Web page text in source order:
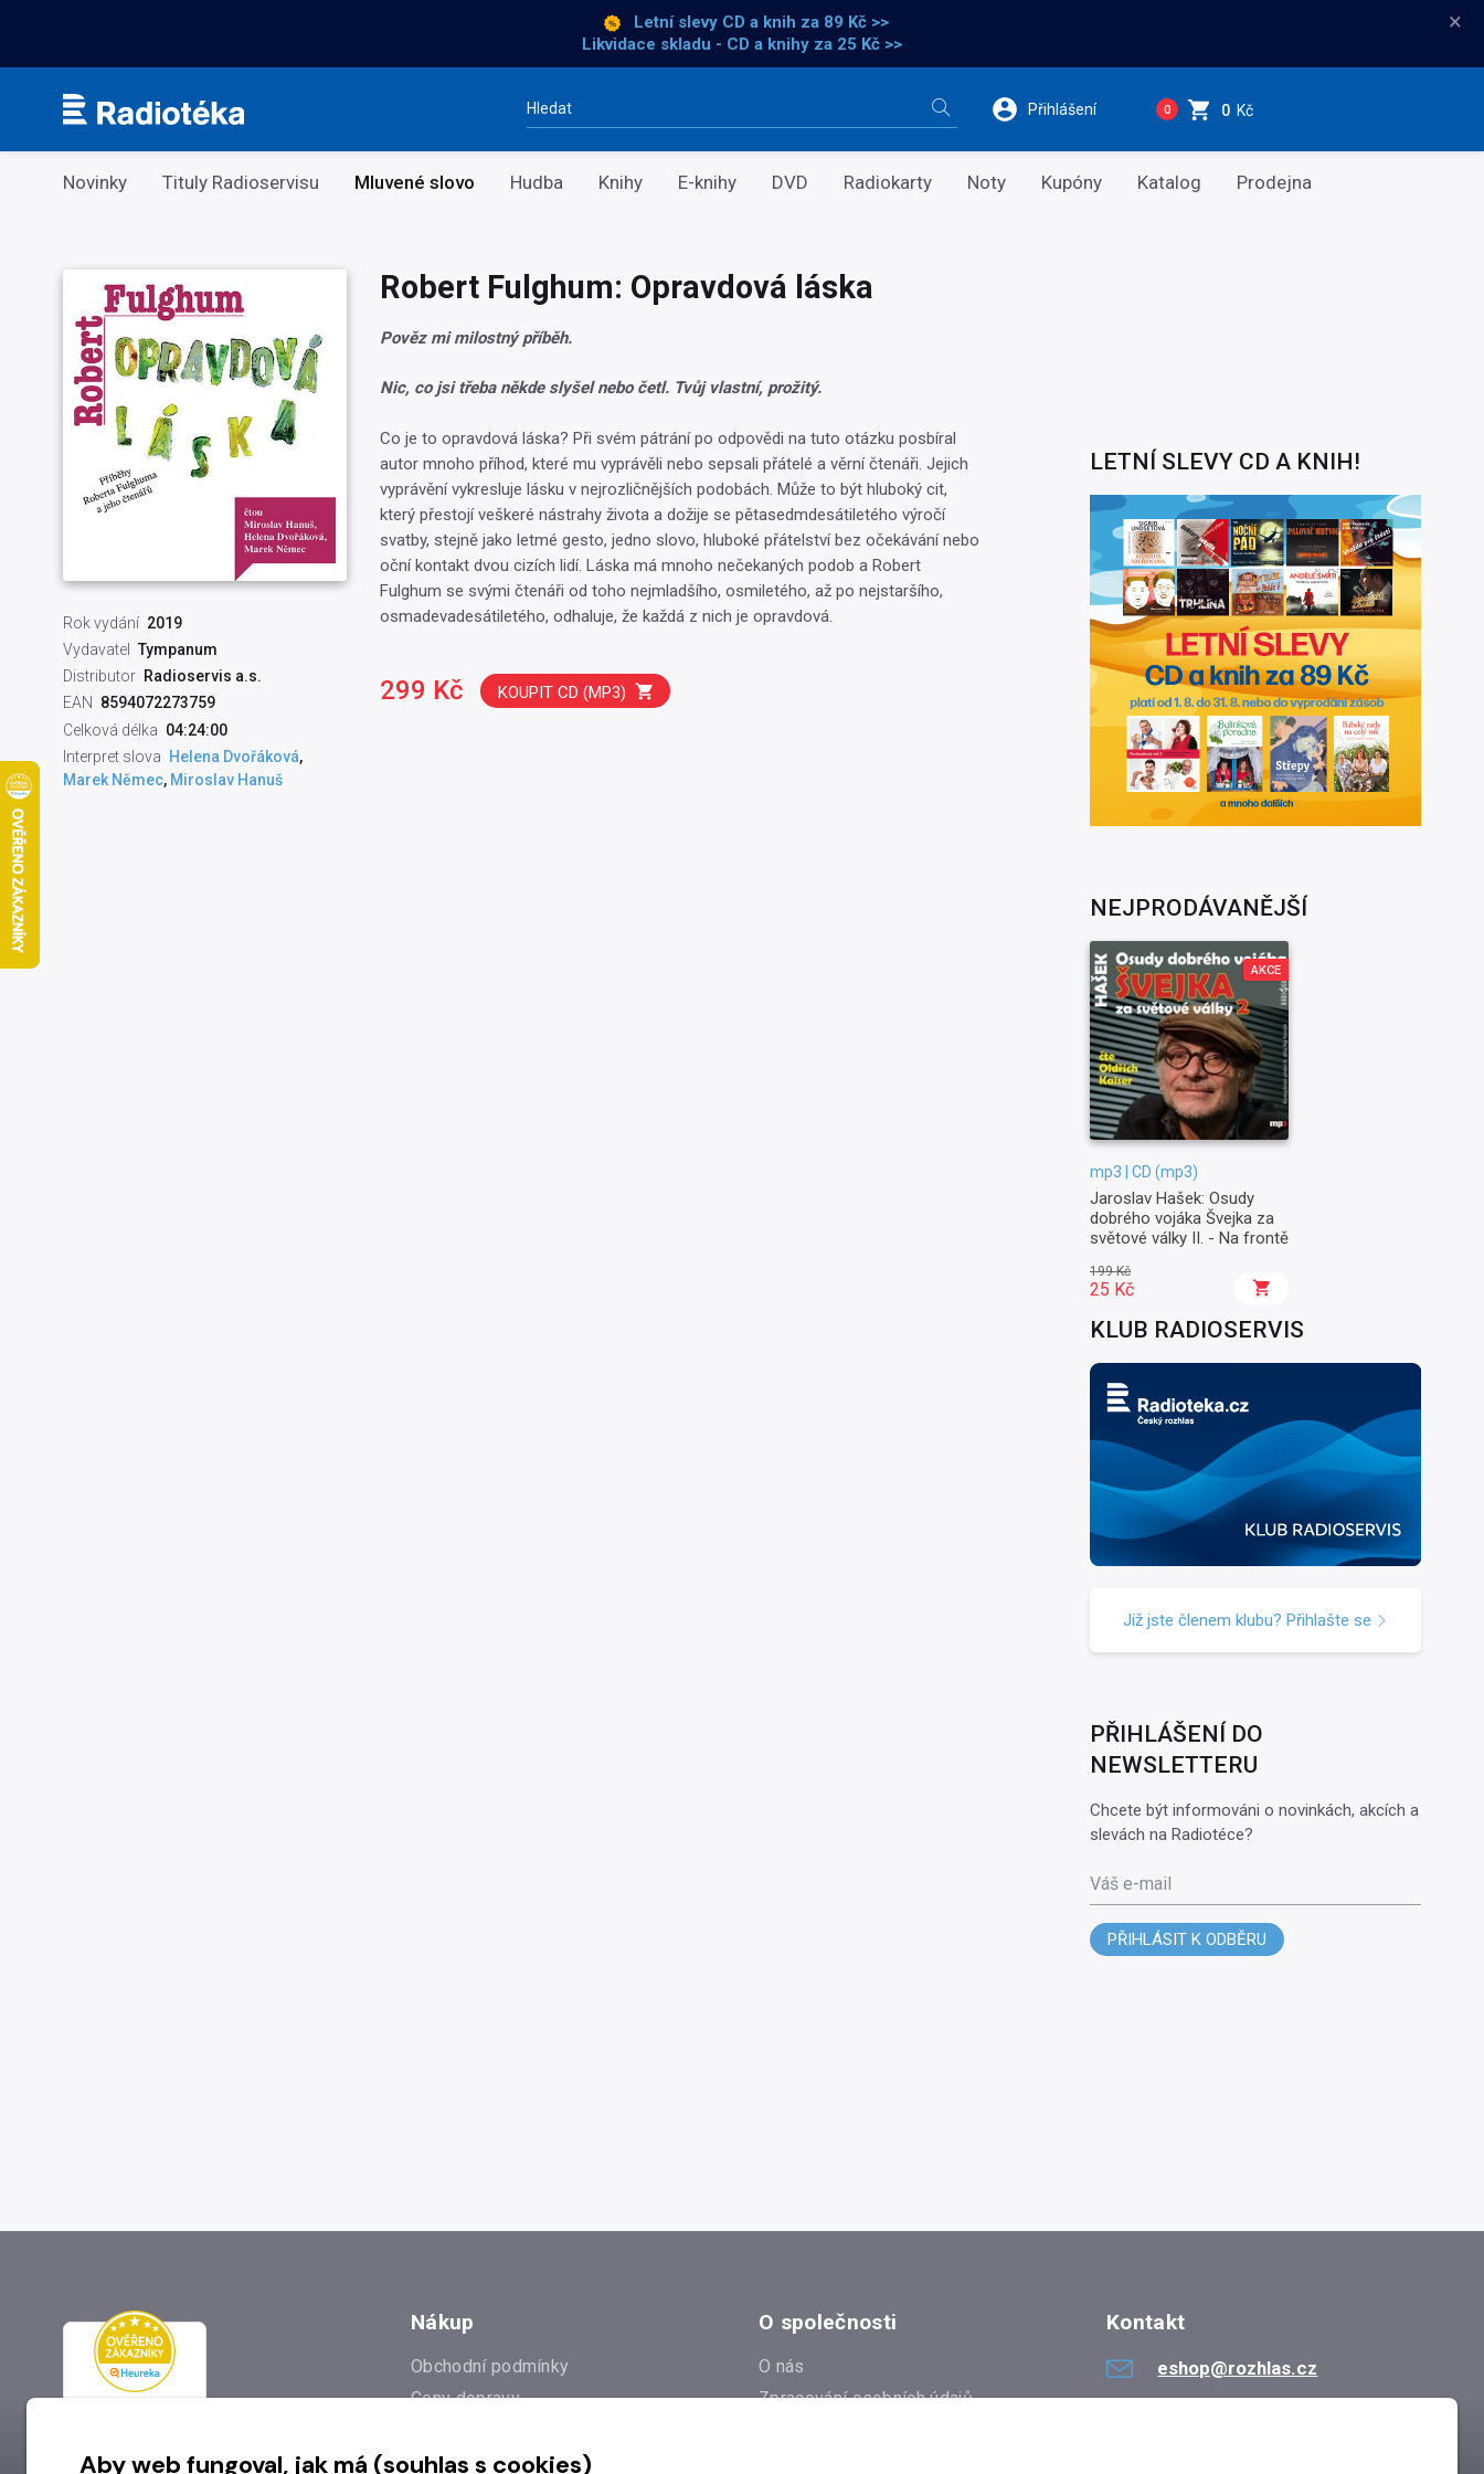
Letní slevy CD a knih za 89 Kč >>
Likvidace skladu - CD a knihy za 25 Kč >>
×
Vyhledávání Přihlášení 0 0 Kč
Kategorie
Novinky Tituly Radioservisu Mluvené slovo Hudba Knihy E-knihy DVD Radiokarty Noty Kupóny Katalog Prodejna
Rok vydání 2019
Vydavatel
Tympanum
Distributor Radioservis a.s.
EAN
8594072273759
Celková délka 04:24:00
Interpret slova
Helena Dvořáková,
Marek Němec, Miroslav Hanuš
Robert Fulghum: Opravdová láska
Pověz mi milostný příběh.
Nic, co jsi třeba někde slyšel nebo četl. Tvůj vlastní, prožitý.
Co je to opravdová láska? Při svém pátrání po odpovědi na tuto otázku posbíral
autor mnoho příhod, které mu vyprávěli nebo sepsali přátelé a věrní čtenáři. Jejich
vyprávění vykresluje lásku v nejrozličnějších podobách. Může to být hluboký cit,
který přestojí veškeré nástrahy života a dožije se pětasedmdesátiletého výročí
svatby, stejně jako letmé gesto, jedno slovo, hluboké přátelství bez očekávání nebo
oční kontakt dvou cizích lidí. Láska má mnoho nečekaných podob a Robert
Fulghum se svými čtenáři od toho nejmladšího, osmiletého, až po nejstaršího,
osmadevadesátiletého, odhaluje, že každá z nich je opravdová.
299 Kč KOUPIT CD (MP3)
LETNÍ SLEVY CD A KNIH!
NEJPRODÁVANĚJŠÍ
AKCE
mp3 | CD (mp3)
Jaroslav Hašek: Osudy
dobrého vojáka Švejka za
světové války II. - Na frontě
199 Kč
25 Kč
KLUB RADIOSERVIS
Již jste členem klubu? Přihlašte se
PŘIHLÁŠENÍ DO
NEWSLETTERU
Chcete být informováni o novinkách, akcích a
slevách na Radiotéce?
Váš e-mail
PŘIHLÁSIT K ODBĚRU
Nákup
Obchodní podmínky
Ceny dopravy
Prodejna
O společnosti
O nás
Zpracování osobních údajů
Kontakt
eshop@rozhlas.cz
Aby web fungoval, jak má (souhlas s cookies)